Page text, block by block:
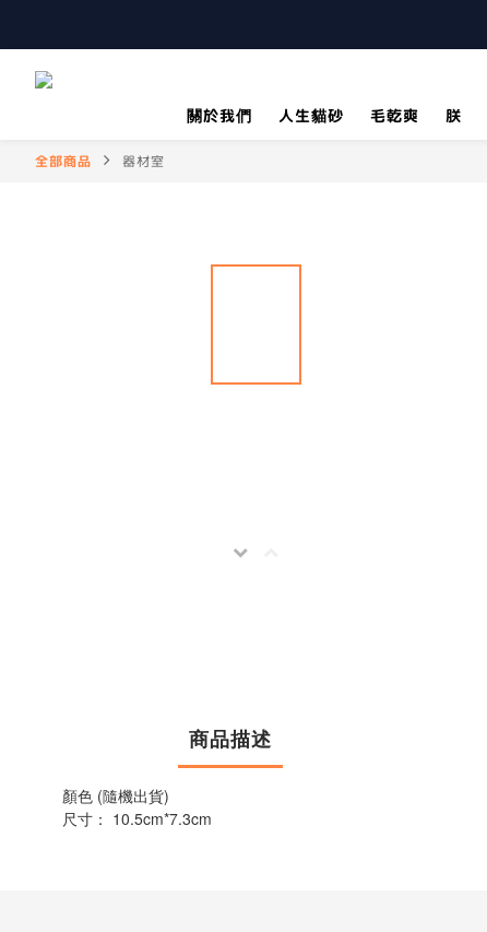
關於我們
人生貓砂 毛乾爽 朕
全部商品 器材室
商品描述
顏色 (隨機出貨)
尺寸： 10.5cm*7.3cm